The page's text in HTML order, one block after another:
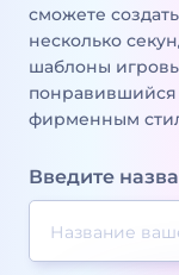
сможете
несколько
шаблоны
понравившийся
фирменным
Введите